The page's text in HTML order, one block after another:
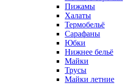
Пижамы
Халаты
Термобельё
Сарафаны
Юбки
Нижнее бельё
Майки
Трусы
Майки летние